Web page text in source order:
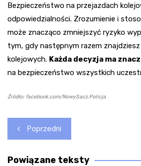
Bezpieczeństwo na przejazdach
odpowiedzialności. Zrozumienie i
może znacząco zmniejszyć ryzyko
tym, gdy następnym razem
kolejowych. Każda decyzja ma
na bezpieczeństwo wszystkich
Źródło: facebook.com/NowySacz.Policja
Nawigacja
wpisu
Poprzedni
Powiązane teksty